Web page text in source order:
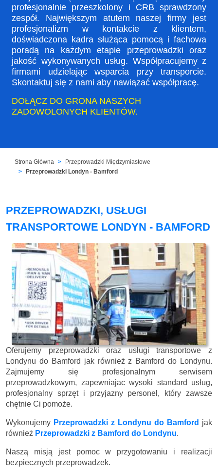
profesjonalnie przeszkolony i CRB sprawdzony
zespół. Największym atutem naszej firmy jest
profesjonalizm w kontakcie z klientem,
doświadczona kadra służąca pomocą i fachowa
poradą na każdym etapie przeprowadzki oraz
jakość wykonywanych usług. Współpracujemy z
firmami udzielając wsparcia przy transporcie.
Skontaktuj się z nami aby nawiązać współpracę.
DOŁĄCZ DO GRONA NASZYCH
ZADOWOLONYCH KLIENTÓW.
Strona Główna
Przeprowadzki Międzymiastowe
Przeprowadzki Londyn - Bamford
PRZEPROWADZKI, USŁUGI
TRANSPORTOWE LONDYN - BAMFORD
Oferujemy przeprowadzki oraz usługi transportowe z
Londynu do Bamford jak również z Bamford do Londynu.
Zajmujemy się profesjonalnym serwisem
przeprowadzkowym, zapewniajac wysoki standard usług,
profesjonalny sprzęt i przyjazny personel, który zawsze
chętnie Ci pomoże.
Wykonujemy Przeprowadzki z Londynu do Bamford jak
również Przeprowadzki z Bamford do Londynu.
Naszą misją jest pomoc w przygotowaniu i realizacji
bezpiecznych przeprowadzek.